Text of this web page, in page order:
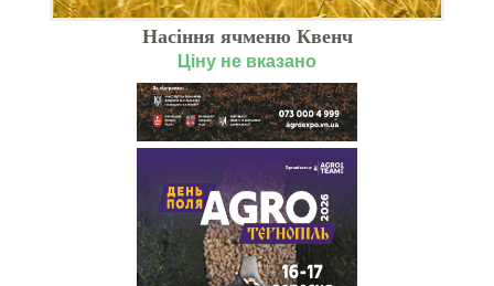
Насіння ячменю Квенч
Ціну не вказано